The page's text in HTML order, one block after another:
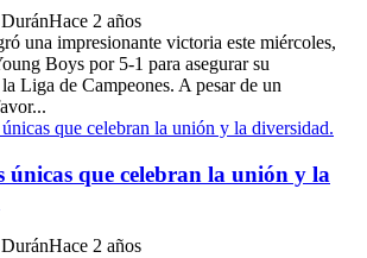
Hace 2 años
una impresionante victoria este miércoles,
Boys por 5-1 para asegurar su
Liga de Campeones. A pesar de un
únicas que celebran la unión y la
Hace 2 años